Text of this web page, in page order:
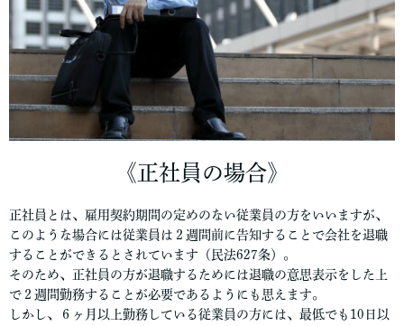
《正社員の場合》
正社員とは、雇用契約期間の定めのない従業員の方をいいますが、
このような場合には従業員は２週間前に告知することで会社を退職
することができるとされています（民法627条）。
そのため、正社員の方が退職するためには退職の意思表示をした上
で２週間勤務することが必要であるようにも思えます。
しかし、６ヶ月以上勤務している従業員の方には、最低でも10日以